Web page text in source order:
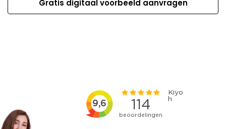
Gratis digitaal voorbeeld aanvragen